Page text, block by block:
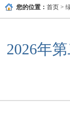
您的位置： 首页 >
2026年